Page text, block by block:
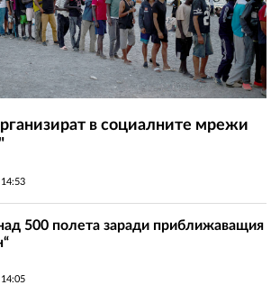
в социалните мрежи
14:53
500 полета заради приближаващия
14:05